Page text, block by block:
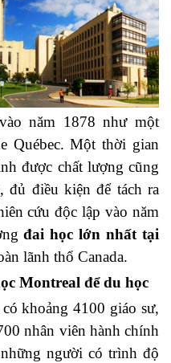
năm 1878 như một
Québec. Một thời gian
được chất lượng cũng
đủ điều kiện để tách ra
cứu độc lập vào năm
đai học lớn nhất tại
lãnh thổ Canada.
Montreal để du học
khoảng 4100 giáo sư,
nhân viên hành chính
người có trình độ